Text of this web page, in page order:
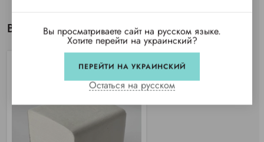
Вы просматривали
Вы просматриваете сайт на русском языке.
Хотите перейти на украинский?
ПЕРЕЙТИ НА УКРАИНСКИЙ
Остаться на русском